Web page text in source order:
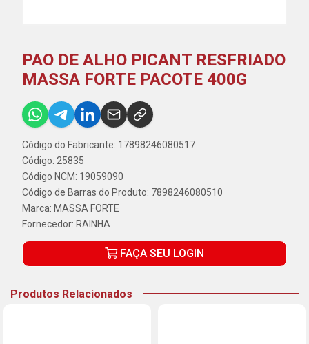
PAO DE ALHO PICANT RESFRIADO
MASSA FORTE PACOTE 400G
Código do Fabricante: 17898246080517
Código: 25835
Código NCM: 19059090
Código de Barras do Produto: 7898246080510
Marca: MASSA FORTE
Fornecedor: RAINHA
FAÇA SEU LOGIN
Produtos Relacionados